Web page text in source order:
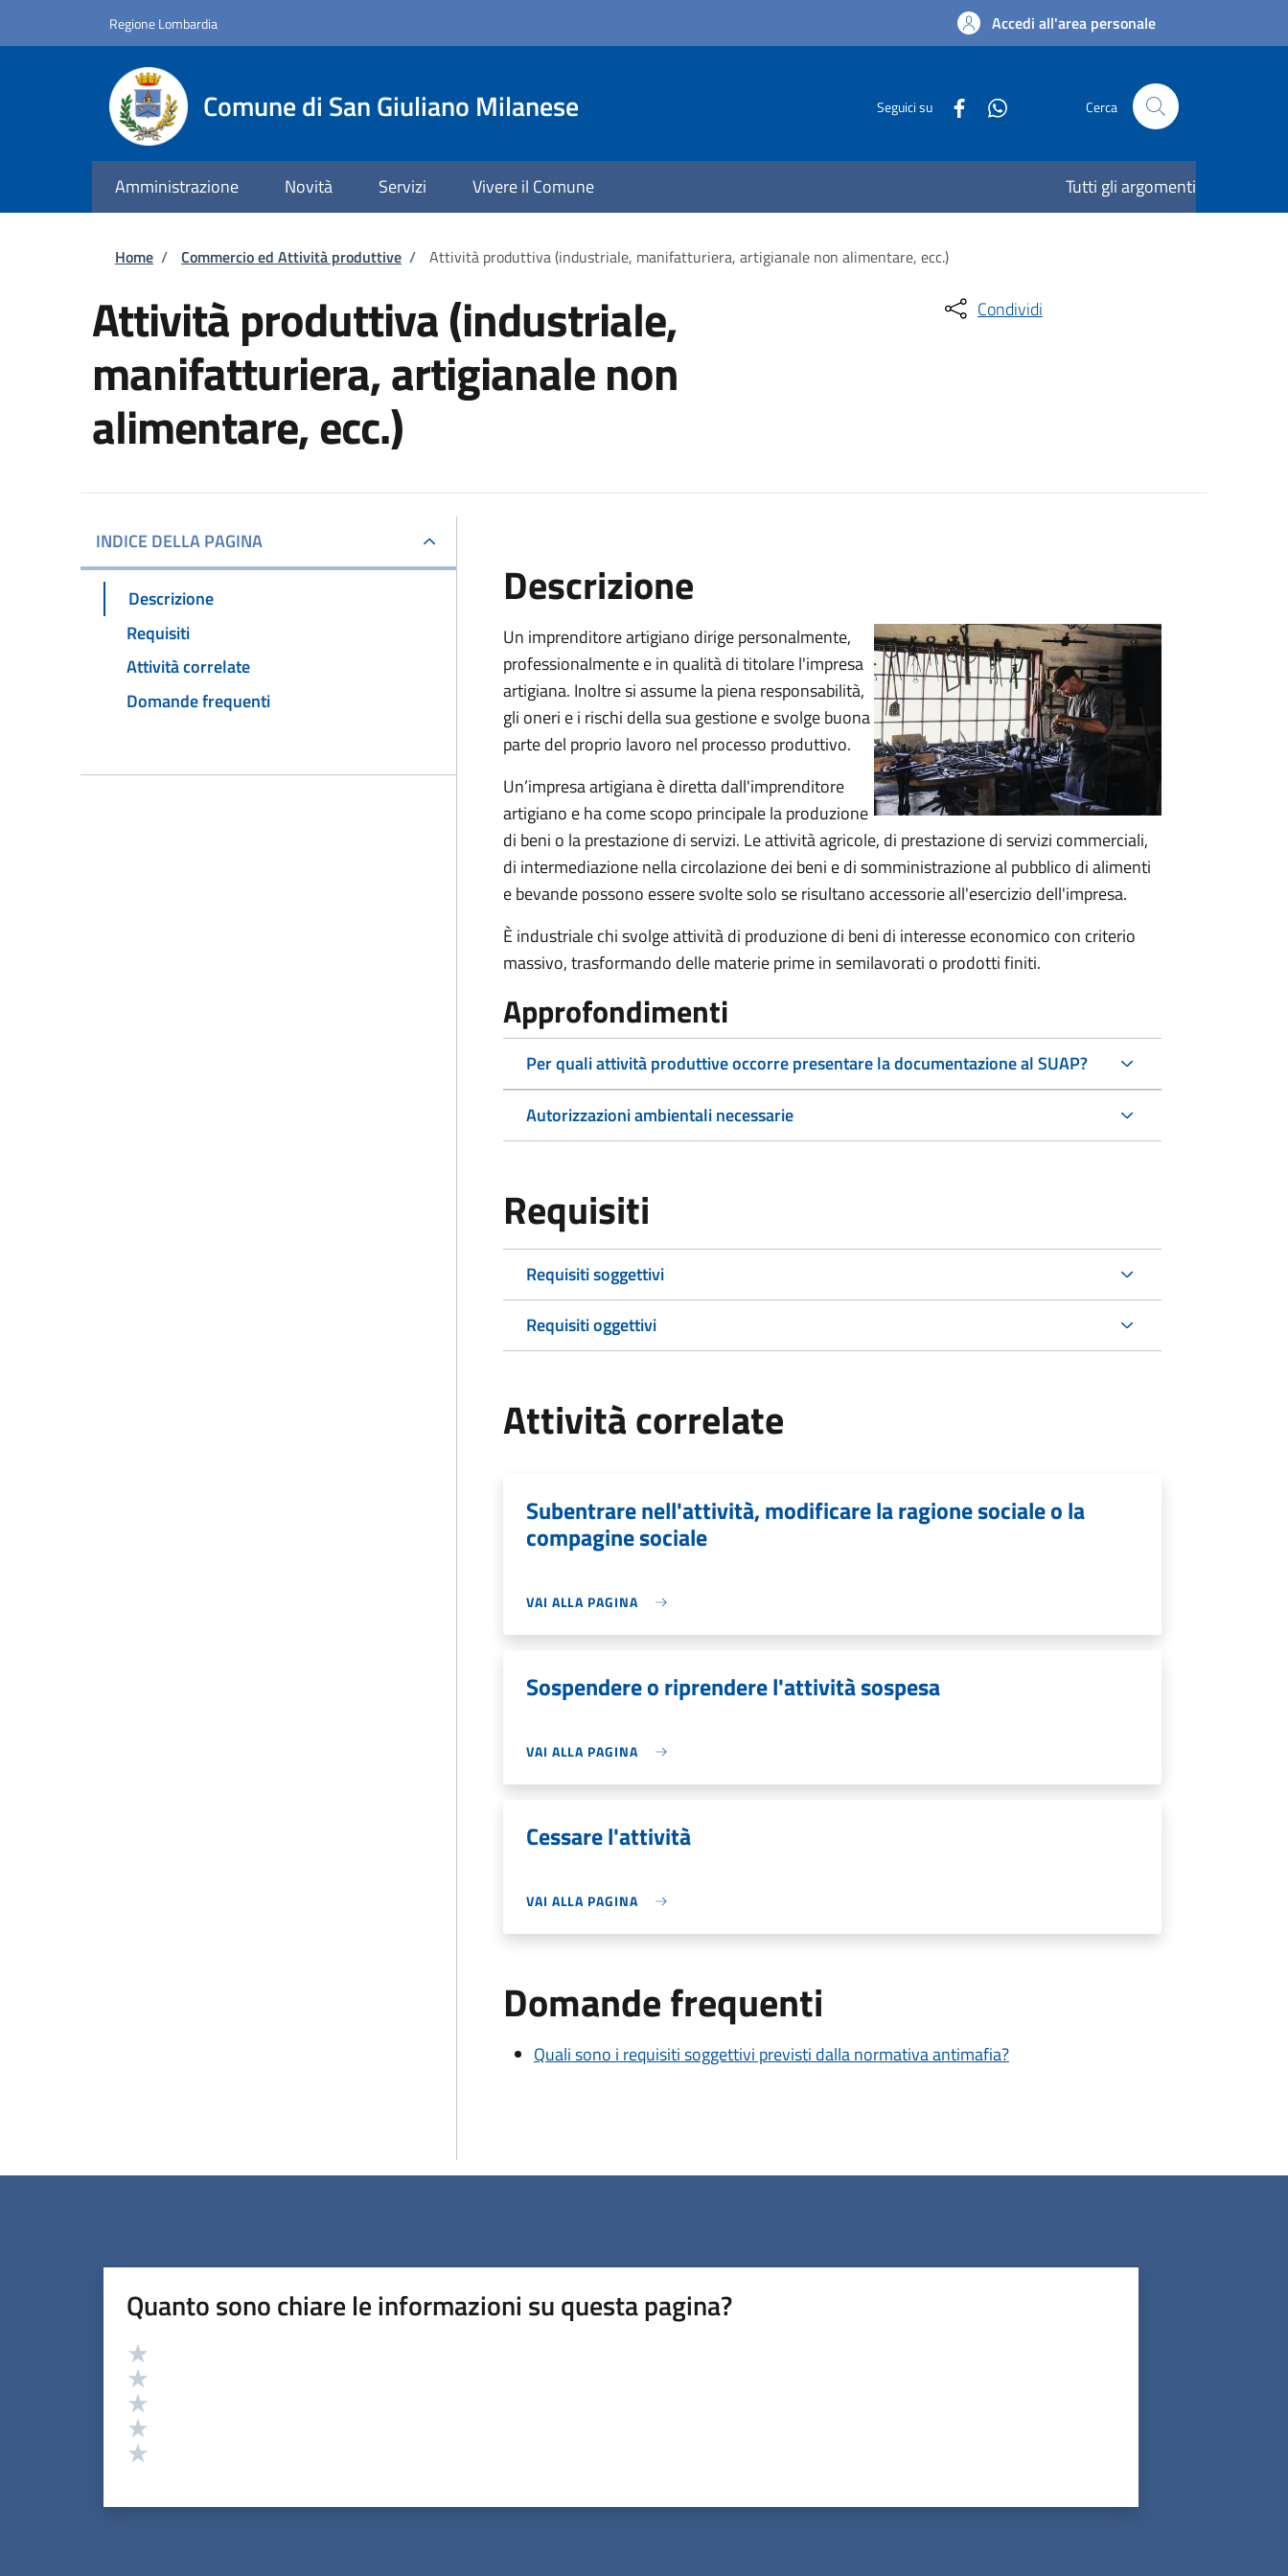
Regione Lombardia Accedi all'area personale
Comune di San Giuliano Milanese Seguici su Cerca
Amministrazione Novità Servizi Vivere il Comune Tutti gli argomenti
Briciole di pane
Home / Commercio ed Attività produttive / Attività produttiva (industriale, manifatturiera, artigianale non alimentare, ecc.)
Attività produttiva (industriale,
manifatturiera, artigianale non
alimentare, ecc.)
Condividi
INDICE DELLA PAGINA
Descrizione
Requisiti
Attività correlate
Domande frequenti
Descrizione
Un imprenditore artigiano dirige personalmente,
professionalmente e in qualità di titolare l'impresa
artigiana. Inoltre si assume la piena responsabilità,
gli oneri e i rischi della sua gestione e svolge buona
parte del proprio lavoro nel processo produttivo.
Un’impresa artigiana è diretta dall'imprenditore
artigiano e ha come scopo principale la produzione
di beni o la prestazione di servizi. Le attività agricole, di prestazione di servizi commerciali,
di intermediazione nella circolazione dei beni e di somministrazione al pubblico di alimenti
e bevande possono essere svolte solo se risultano accessorie all'esercizio dell'impresa.
È industriale chi svolge attività di produzione di beni di interesse economico con criterio
massivo, trasformando delle materie prime in semilavorati o prodotti finiti.
Approfondimenti
Per quali attività produttive occorre presentare la documentazione al SUAP?
Autorizzazioni ambientali necessarie
Requisiti
Requisiti soggettivi
Requisiti oggettivi
Attività correlate
Subentrare nell'attività, modificare la ragione sociale o la
compagine sociale
VAI ALLA PAGINA
Sospendere o riprendere l'attività sospesa
VAI ALLA PAGINA
Cessare l'attività
VAI ALLA PAGINA
Domande frequenti
Quali sono i requisiti soggettivi previsti dalla normativa antimafia?
Quanto sono chiare le informazioni su questa pagina?
Valutazione